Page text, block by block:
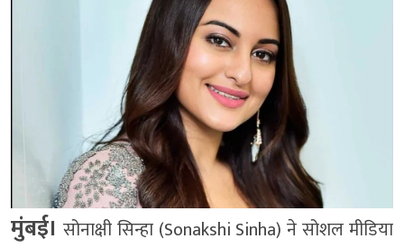
मुंबई। सोनाक्षी सिन्हा (Sonakshi Sinha) ने सोशल मीडिया